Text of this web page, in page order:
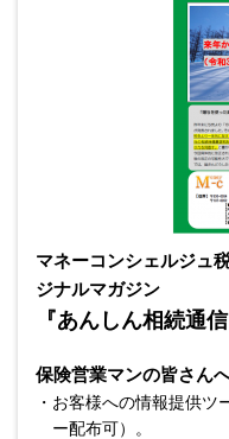
マネーコンシェルジュ
ジナルマガジン
『あんしん相続通信
保険営業マンの皆さん
・ お客様への情報提供ツ
ー配布可）。